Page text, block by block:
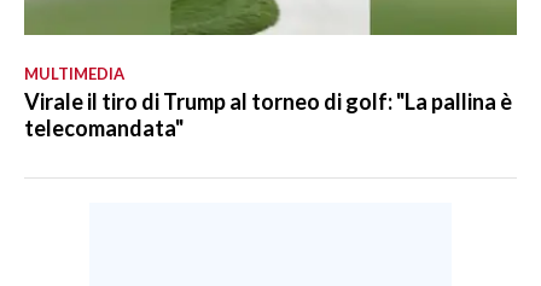
MULTIMEDIA
Virale il tiro di Trump al torneo di golf: "La pallina è
telecomandata"